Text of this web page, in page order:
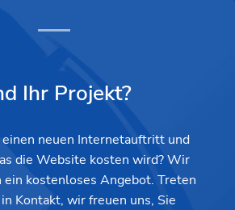
Ihr Projekt?
neuen Internetauftritt und
die Website kosten wird? Wir
kostenloses Angebot. Treten
Kontakt, wir freuen uns, Sie